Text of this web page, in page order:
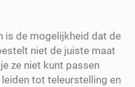
is de mogelijkheid dat de
niet de juiste maat
ze niet kunt passen
tot teleurstelling en